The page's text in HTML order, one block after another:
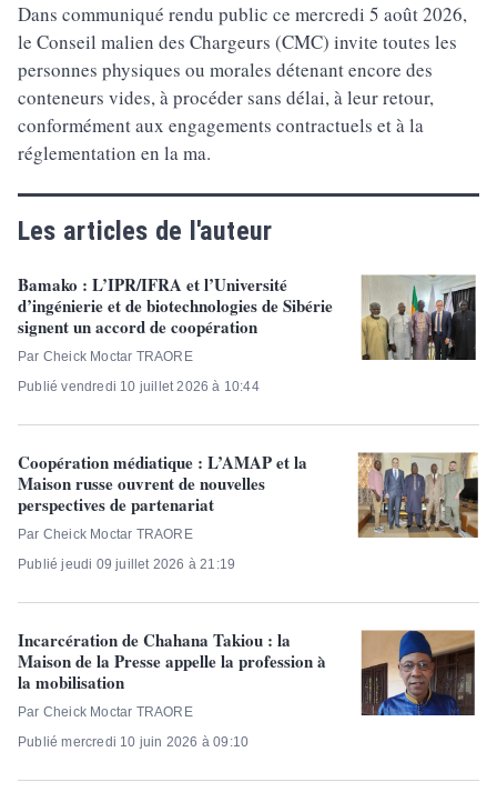
Dans communiqué rendu public ce mercredi 5 août 2026,
le Conseil malien des Chargeurs (CMC) invite toutes les
personnes physiques ou morales détenant encore des
conteneurs vides, à procéder sans délai, à leur retour,
conformément aux engagements contractuels et à la
réglementation en la ma.
Les articles de l'auteur
Bamako : L’IPR/IFRA et l’Université
d’ingénierie et de biotechnologies de Sibérie
signent un accord de coopération
Par Cheick Moctar TRAORE
Publié vendredi 10 juillet 2026 à 10:44
Coopération médiatique : L’AMAP et la
Maison russe ouvrent de nouvelles
perspectives de partenariat
Par Cheick Moctar TRAORE
Publié jeudi 09 juillet 2026 à 21:19
Incarcération de Chahana Takiou : la
Maison de la Presse appelle la profession à
la mobilisation
Par Cheick Moctar TRAORE
Publié mercredi 10 juin 2026 à 09:10